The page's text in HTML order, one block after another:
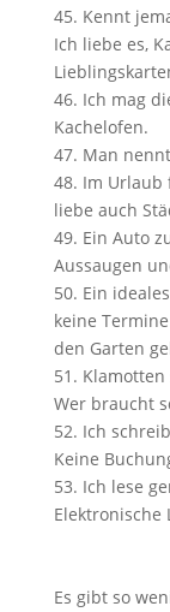
Kennt
Ich liebe es,
Ich mag
Kachelofen.
Man
Im Urlaub
liebe auch
Ein Auto
Aussaugen
Ein
keine
den Garten
Wer braucht
Ich
Keine
Ich lese
Elektronische
Es gibt so